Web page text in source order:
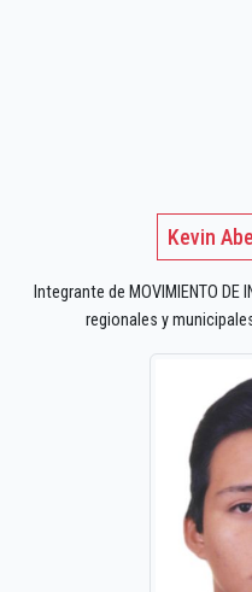
Kevin
Integrante de MOVIMIENTO DE
regionales y